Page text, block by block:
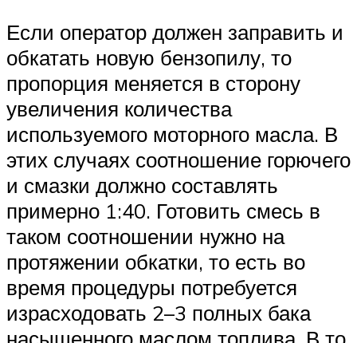
Если оператор должен заправить и
обкатать новую бензопилу, то
пропорция меняется в сторону
увеличения количества
используемого моторного масла. В
этих случаях соотношение горючего
и смазки должно составлять
примерно 1:40. Готовить смесь в
таком соотношении нужно на
протяжении обкатки, то есть во
время процедуры потребуется
израсходовать 2–3 полных бака